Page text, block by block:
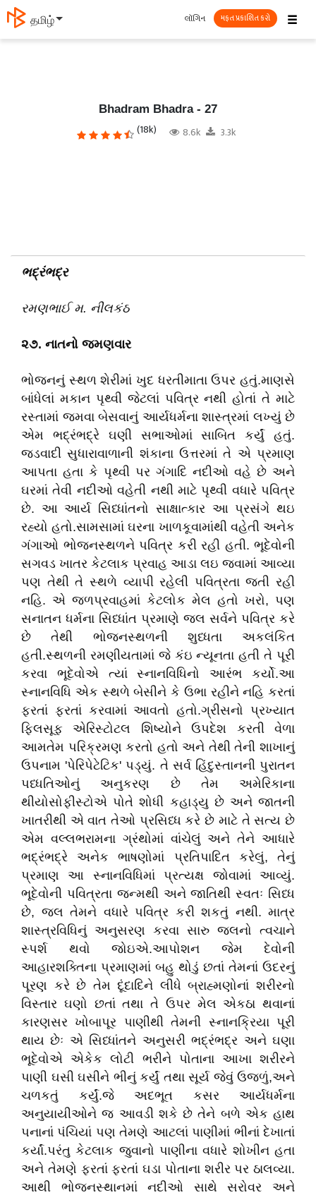
தமிழ் ☰
લૉગિન મફત પ્રકાશિત કરો
Bhadram Bhadra - 27
(18k) 8.6k 3.3k
ભદ્રંભદ્ર
રમણભાઈ મ. નીલકંઠ
૨૭. નાતનો જમણવાર
ભોજનનું સ્થળ શેરીમાં ખુદ ધરતીમાતા ઉપર હતું.માણસે
બાંધેલાં મકાન પૃથ્વી જેટલાં પવિત્ર નથી હોતાં તે માટે
રસ્તામાં જમવા બેસવાનું આર્યધર્મના શાસ્ત્રમાં લખ્યું છે
એમ ભદ્રંભદ્રે ઘણી સભાઓમાં સાબિત કર્યું હતું.
જડવાદી સુધારાવાળાની શંકાના ઉત્તરમાં તે એ પ્રમાણ
આપતા હતા કે પૃથ્વી પર ગંગાદિ નદીઓ વહે છે અને
ઘરમાં તેવી નદીઓ વહેતી નથી માટે પૃથ્વી વધારે પવિત્ર
છે. આ આર્ય સિધ્ધાંતનો સાક્ષાત્કાર આ પ્રસંગે થઇ
રહ્યો હતો.સામસામાં ઘરના ખાળકૂવામાંથી વહેતી અનેક
ગંગાઓ ભોજનસ્થળને પવિત્ર કરી રહી હતી. ભૂદેવોની
સગવડ ખાતર કેટલાક પ્રવાહ આડા લઇ જવામાં આવ્યા
પણ તેથી તે સ્થળે વ્યાપી રહેલી પવિત્રતા જતી રહી
નહિ. એ જળપ્રવાહમાં કેટલોક મેલ હતો ખરો, પણ
સનાતન ધર્મના સિધ્ધાંત પ્રમાણે જલ સર્વને પવિત્ર કરે
છે તેથી ભોજનસ્થળની શુધ્ધતા અકલંકિત
હતી.સ્થળની રમણીયતામાં જે કંઇ ન્યૂનતા હતી તે પૂરી
કરવા ભૂદેવોએ ત્યાં સ્નાનવિધિનો આરંભ કર્યો.આ
સ્નાનવિધિ એક સ્થળે બેસીને કે ઉભા રહીને નહિ કરતાં
ફરતાં ફરતાં કરવામાં આવતો હતો.ગ્રીસનો પ્રખ્યાત
ફિલસૂફ એરિસ્ટોટલ શિષ્યોને ઉપદેશ કરતી વેળા
આમતેમ પરિક્રમણ કરતો હતો અને તેથી તેની શાખાનું
ઉપનામ 'પેરિપેટેટિક' પડ્યું. તે સર્વ હિંદુસ્તાનની પુરાતન
પધ્ધતિઓનું અનુકરણ છે તેમ અમેરિકાના
થીયોસોફીસ્ટોએ પોતે શોધી કહાડ્યુ છે અને જાતની
ખાતરીથી એ વાત તેઓ પ્રસિધ્ધ કરે છે માટે તે સત્ય છે
એમ વલ્લભરામના ગ્રંથોમાં વાંચેલું અને તેને આધારે
ભદ્રંભદ્રે અનેક ભાષણોમાં પ્રતિપાદિત કરેલું, તેનું
પ્રમાણ આ સ્નાનવિધિમાં પ્રત્યક્ષ જોવામાં આવ્યું.
ભૂદેવોની પવિત્રતા જન્મથી અને જાતિથી સ્વતઃ સિધ્ધ
છે, જલ તેમને વધારે પવિત્ર કરી શકતું નથી. માત્ર
શાસ્ત્રવિધિનું અનુસરણ કરવા સારુ જલનો ત્વચાને
સ્પર્શ થવો જોઇએ.આપોશન જેમ દેવોની
આહારશક્તિના પ્રમાણમાં બહુ થોડું છતાં તેમનાં ઉદરનું
પૂરણ કરે છે તેમ દૂંદાદિને લીધે બ્રાહ્મણોનાં શરીરનો
વિસ્તાર ઘણો છતાં તથા તે ઉપર મેલ એકઠા થવાનાં
કારણસર ખોબાપૂર પાણીથી તેમની સ્નાનક્રિયા પૂરી
થાય છેઃ એ સિધ્ધાંતને અનુસરી ભદ્રંભદ્ર અને ઘણા
ભૂદેવોએ એકેક લોટી ભરીને પોતાના આખા શરીરને
પાણી ઘસી ઘસીને ભીનું કર્યું તથા સૂર્ય જેવું ઉજળું,અને
ચળકતું કર્યું.જે અદભૂત કસર આર્યધર્મના
અનુયાયીઓને જ આવડી શકે છે તેને બળે એક હાથ
પનાનાં પંચિયાં પણ તેમણે આટલાં પાણીમાં ભીનાં દેખાતાં
કર્યાં.પરંતુ કેટલાક જુવાનો પાણીના વધારે શોખીન હતા
અને તેમણે ફરતાં ફરતાં ઘડા પોતાના શરીર પર ઠાલવ્યા.
આથી ભોજનસ્થાનમાં નદીઓ સાથે સરોવર અને